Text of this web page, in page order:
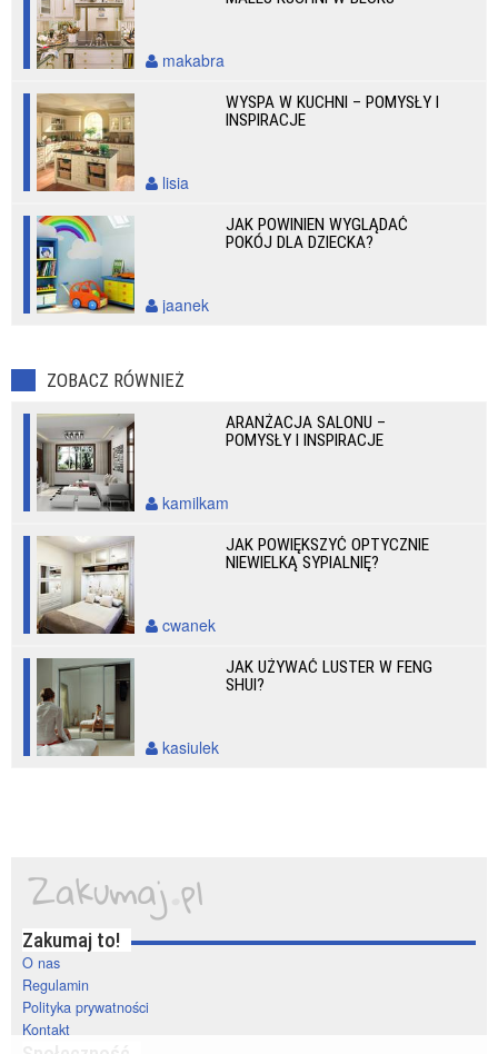
makabra
WYSPA W KUCHNI – POMYSŁY I
INSPIRACJE
lisia
JAK POWINIEN WYGLĄDAĆ
POKÓJ DLA DZIECKA?
jaanek
ZOBACZ RÓWNIEŻ
ARANŻACJA SALONU –
POMYSŁY I INSPIRACJE
kamilkam
JAK POWIĘKSZYĆ OPTYCZNIE
NIEWIELKĄ SYPIALNIĘ?
cwanek
JAK UŻYWAĆ LUSTER W FENG
SHUI?
kasiulek
Zakumaj to!
O nas
Regulamin
Polityka prywatności
Kontakt